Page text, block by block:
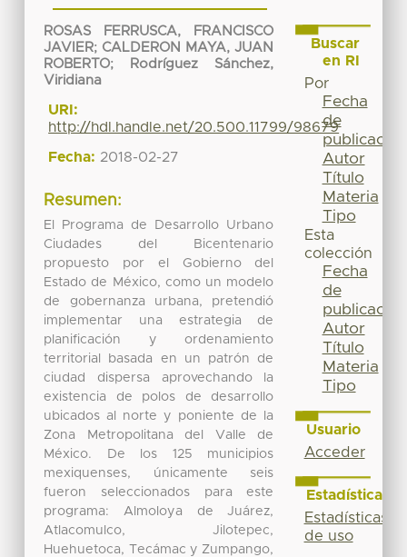
ROSAS FERRUSCA, FRANCISCO
JAVIER; CALDERON MAYA, JUAN
ROBERTO;
Rodríguez Sánchez,
Viridiana
URI:
http://hdl.handle.net/20.500.11799/98679
Fecha: 2018-02-27
Resumen:
El Programa de Desarrollo Urbano
Ciudades del Bicentenario
propuesto por el Gobierno del
Estado de México, como un modelo
de gobernanza urbana, pretendió
implementar una estrategia de
planificación y ordenamiento
territorial basada en un patrón de
ciudad dispersa aprovechando la
existencia de polos de desarrollo
ubicados al norte y poniente de la
Zona Metropolitana del Valle de
México. De los 125 municipios
mexiquenses, únicamente seis
fueron seleccionados para este
programa: Almoloya de Juárez,
Atlacomulco, Jilotepec,
Huehuetoca, Tecámac y Zumpango,
Buscar
en RI
Por
Fecha
de
publicación
Autor
Título
Materia
Tipo
Esta
colección
Fecha
de
publicación
Autor
Título
Materia
Tipo
Usuario
Acceder
Estadísticas
Estadísticas
de uso